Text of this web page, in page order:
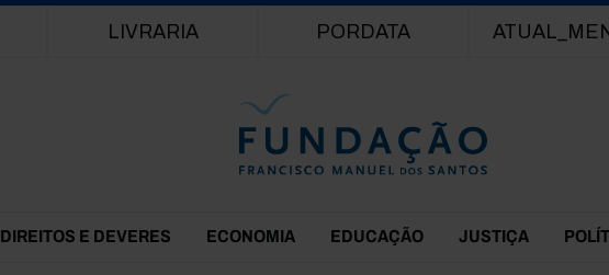
LIVRARIA PORDATA
DIREITOS E DEVERES ECONOMIA EDUCAÇÃO JUSTIÇA